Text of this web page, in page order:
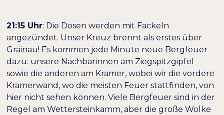
21:15 Uhr: Die Dosen werden mit Fackeln
angezündet. Unser Kreuz brennt als erstes über
Grainau! Es kommen jede Minute neue Bergfeuer
dazu: unsere Nachbarinnen am Ziegspitzgipfel
sowie die anderen am Kramer, wobei wir die vordere
Kramerwand, wo die meisten Feuer stattfinden, von
hier nicht sehen können. Viele Bergfeuer sind in der
Regel am Wettersteinkamm, aber die große Wolke